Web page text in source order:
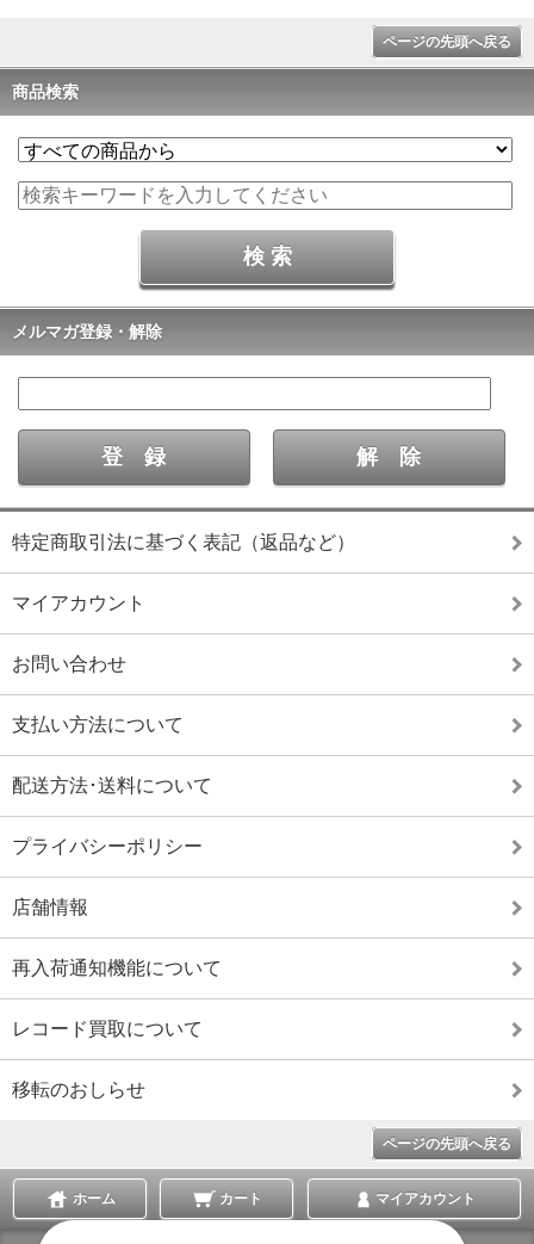
ページの先頭へ戻る
商品検索
メルマガ登録・解除
特定商取引法に基づく表記（返品など）
マイアカウント
お問い合わせ
支払い方法について
配送方法･送料について
プライバシーポリシー
店舗情報
再入荷通知機能について
レコード買取について
移転のおしらせ
ページの先頭へ戻る
ホーム カート マイアカウント